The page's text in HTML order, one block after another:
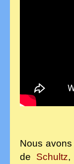
Nous
de Schultz,